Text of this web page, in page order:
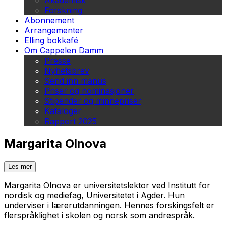
Forskning
Abonnement
Arrangementer
Elling bokkafé
Om Cappelen Damm
Presse
Nyhetsbrev
Send inn manus
Priser og nominasjoner
Stipender og minnepriser
Kataloger
Rapport 2025
Margarita Olnova
Les mer
Margarita Olnova er universitetslektor ved Institutt for
nordisk og mediefag, Universitetet i Agder. Hun
underviser i lærerutdanningen. Hennes forskingsfelt er
flerspråklighet i skolen og norsk som andrespråk.